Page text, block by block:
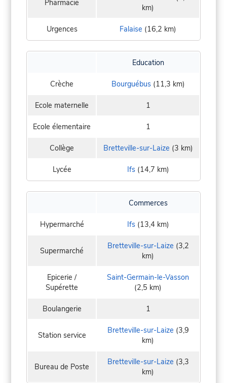
Pharmacie
km)
Urgences Falaise (16,2 km)
Education
Crèche Bourguébus(11,3 km)
Ecole maternelle 1
Ecole élementaire 1
Collège Bretteville-sur-Laize (3 km)
Lycée Ifs(14,7 km)
Commerces
Hypermarché Ifs(13,4 km)
Supermarché Bretteville-sur-Laize (3,2
km)
Epicerie /
Supérette
Saint-Germain-le-Vasson
(2,5 km)
Boulangerie 1
Station service Bretteville-sur-Laize (3,9
km)
Bureau de Poste Bretteville-sur-Laize (3,3
km)